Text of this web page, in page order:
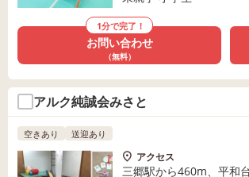
1分で完了！
お問い合わせ
（無料）
アルク純誠会みさと
空きあり 送迎あり
アクセス
三郷駅から460m、平和